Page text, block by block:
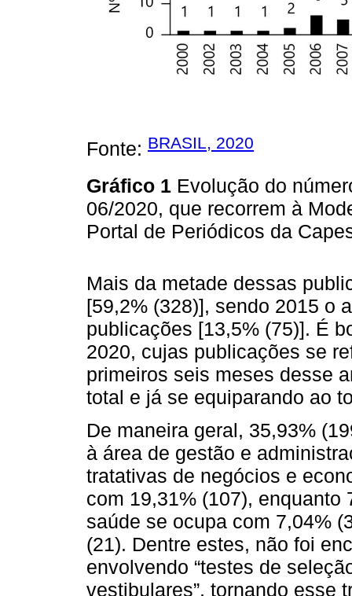
Fonte: BRASIL, 2020
Gráfico 1 Evolução do
06/2020, que recorrem à
Portal de Periódicos da
Mais da metade dessas
[59,2% (328)], sendo 2015 o
publicações [13,5% (75)]. É
2020, cujas publicações se
primeiros seis meses desse
total e já se equiparando ao
De maneira geral, 35,93%
à área de gestão e
tratativas de negócios e
com 19,31% (107), enquanto
saúde se ocupa com 7,04%
(21). Dentre estes, não foi
envolvendo “testes de
vestibulares”, tornando esse